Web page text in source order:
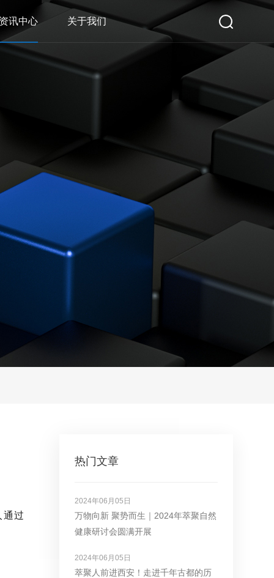
资讯中心 关于我们
通过
热门文章
2024年06月05日
万物向新 聚势而生｜2024年萃聚自然
健康研讨会圆满开展
2024年06月05日
萃聚人前进西安！走进千年古都的历